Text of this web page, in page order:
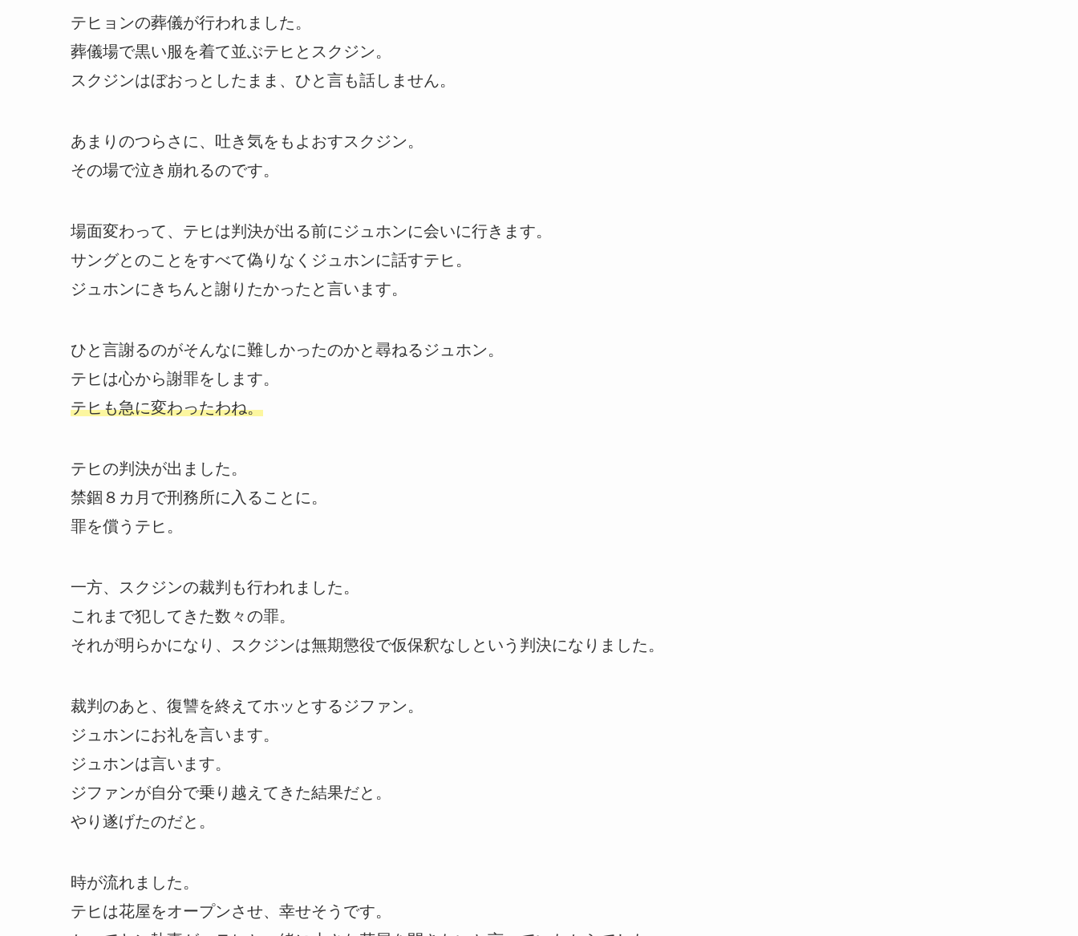
テヒョンの葬儀が行われました。
葬儀場で黒い服を着て並ぶテヒとスクジン。
スクジンはぼおっとしたまま、ひと言も話しません。
あまりのつらさに、吐き気をもよおすスクジン。
その場で泣き崩れるのです。
場面変わって、テヒは判決が出る前にジュホンに会いに行きます。
サングとのことをすべて偽りなくジュホンに話すテヒ。
ジュホンにきちんと謝りたかったと言います。
ひと言謝るのがそんなに難しかったのかと尋ねるジュホン。
テヒは心から謝罪をします。
テヒも急に変わったわね。
テヒの判決が出ました。
禁錮８カ月で刑務所に入ることに。
罪を償うテヒ。
一方、スクジンの裁判も行われました。
これまで犯してきた数々の罪。
それが明らかになり、スクジンは無期懲役で仮保釈なしという判決になりました。
裁判のあと、復讐を終えてホッとするジファン。
ジュホンにお礼を言います。
ジュホンは言います。
ジファンが自分で乗り越えてきた結果だと。
やり遂げたのだと。
時が流れました。
テヒは花屋をオープンさせ、幸せそうです。